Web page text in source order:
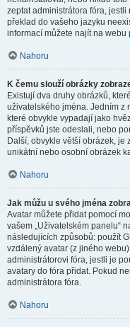
zeptat administrátora fóra,
překlad do vašeho jazyku
informací můžete najít na webu
Nahoru
K čemu slouží obrázky
Existují dva druhy obrázků,
uživatelského jména. Jedním z
které obvykle vypadají jako
příspěvků jste odeslali, nebo
Další, obvykle větší obrázek,
unikátní nebo osobní obrázek
Nahoru
Jak můžu u svého jména
Avatar můžete přidat pomocí
vašem „Uživatelském panelu“
následujících způsobů: použít
vzdálený avatar (z jiného
administrátorovi fóra, jestli je
avatary do fóra přidat. Pokud
administrátora fóra.
Nahoru